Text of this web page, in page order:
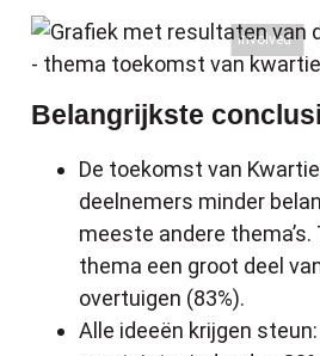
Involved
Belangrijkste
De toekomst van
deelnemers minder
meeste andere thema’s.
thema een groot deel
overtuigen (83%).
Alle ideeën krijgen